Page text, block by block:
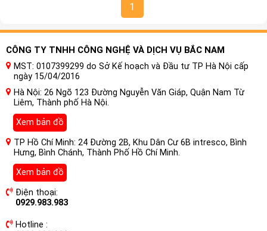
1
CÔNG TY TNHH CÔNG NGHỆ VÀ DỊCH VỤ BẮC NAM
MST: 0107399299 do Sở Kế hoạch và Đầu tư TP Hà Nội cấp
ngày 15/04/2016
Hà Nội: 26 Ngõ 123 Đường Nguyễn Văn Giáp, Quận Nam Từ
Liêm, Thành phố Hà Nội.
Xem bản đồ
TP Hồ Chí Minh: 24 Đường 2B, Khu Dân Cư 6B intresco, Bình
Hưng, Bình Chánh, Thành Phố Hồ Chí Minh.
Xem bản đồ
Điện thoại:
0929.983.983
Hotline :